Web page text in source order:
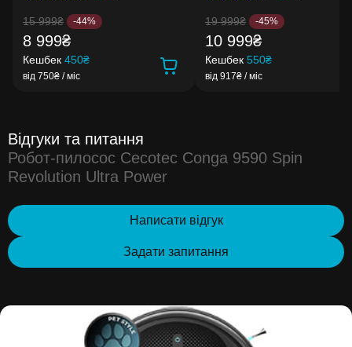
15 999₴ -44%
8 999₴
Кешбек 450₴
від 750₴ / міс
19 999₴ -45%
10 999₴
Кешбек 550₴
від 917₴ / міс
Відгуки та питання
Робот-пилосос Cecotec Conga 9590 Spin
Revolution Ultra Power
Написати відгук
Задати запитання